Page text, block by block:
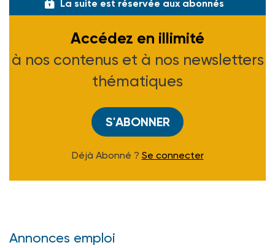
La suite est réservée aux abonnés
Accédez en illimité
à nos contenus et à nos newsletters
thématiques
S'ABONNER
Déjà Abonné ? Se connecter
Annonces emploi